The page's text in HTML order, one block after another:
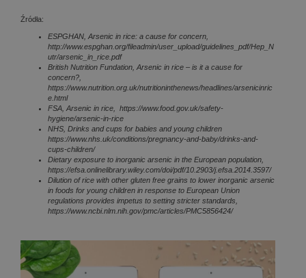
Źródła:
ESPGHAN, Arsenic in rice: a cause for concern,
http://www.espghan.org/fileadmin/user_upload/guidelines_pdf/Hep_N
utr/arsenic_in_rice.pdf
British Nutrition Fundation, Arsenic in rice – is it a cause for
concern?,
https://www.nutrition.org.uk/nutritioninthenews/headlines/arsenicinric
e.html
FSA, Arsenic in rice, https://www.food.gov.uk/safety-
hygiene/arsenic-in-rice
NHS, Drinks and cups for babies and young children
https://www.nhs.uk/conditions/pregnancy-and-baby/drinks-and-
cups-children/
Dietary exposure to inorganic arsenic in the European population,
https://efsa.onlinelibrary.wiley.com/doi/pdf/10.2903/j.efsa.2014.3597/
Dilution of rice with other gluten free grains to lower inorganic arsenic
in foods for young children in response to European Union
regulations provides impetus to setting stricter standards,
https://www.ncbi.nlm.nih.gov/pmc/articles/PMC5856424/